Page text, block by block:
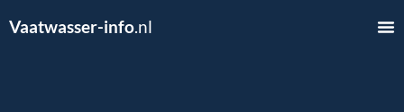
Vaatwasser-info.nl